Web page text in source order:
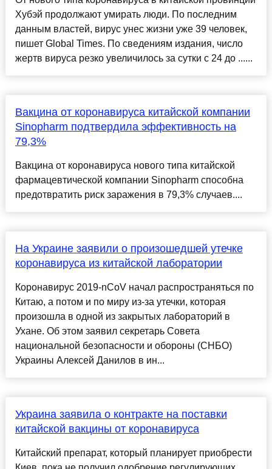
Хубэй продолжают умирать люди. По последним
данным властей, вирус унес жизни уже 39 человек,
пишет Global Times. По сведениям издания, число
жертв вируса резко увеличилось за сутки с 24 до ......
Вакцина от коронавируса китайской компании
Sinopharm подтвердила эффективность на
79,3%
Вакцина от коронавируса нового типа китайской
фармацевтической компании Sinopharm способна
предотвратить риск заражения в 79,3% случаев....
На Украине заявили о произошедшей утечке
коронавируса из китайской лаборатории
Коронавирус 2019-nCoV начал распространяться по
Китаю, а потом и по миру из-за утечки, которая
произошла в одной из закрытых лабораторий в
Ухане. Об этом заявил секретарь Совета
национальной безопасности и обороны (СНБО)
Украины Алексей Данилов в ин...
Украина заявила о контракте на поставки
китайской вакцины от коронавируса
Китайский препарат, который планирует приобрести